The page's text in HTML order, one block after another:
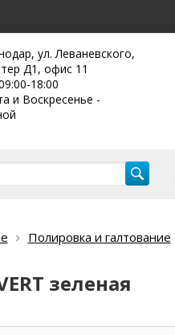
ул. Леваневского,
Д1, офис 11
18:00
и Воскресенье -
Полировка и галтование
зеленая